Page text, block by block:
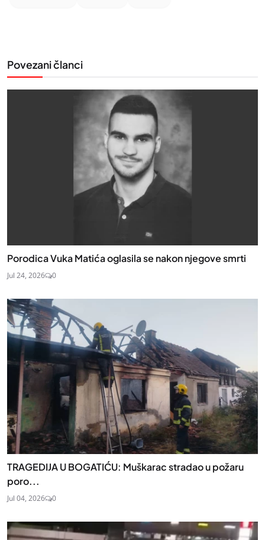
Povezani članci
Porodica Vuka Matića oglasila se nakon njegove smrti
Jul 24, 2026 0
TRAGEDIJA U BOGATIĆU: Muškarac stradao u požaru
poro...
Jul 04, 2026 0